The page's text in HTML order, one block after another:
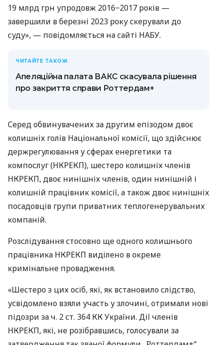
19 млрд грн упродовж 2016−2017 років —
завершили в березні 2023 року скерували до
суду», — повідомляється на сайті НАБУ.
ЧИТАЙТЕ ТАКОЖ
Апеляційна палата ВАКС скасувала рішення
про закриття справи Роттердам+
Серед обвинувачених за другим епізодом двоє
колишніх голів Національної комісії, що здійснює
держрегулювання у сферах енергетики та
компослуг (НКРЕКП), шестеро колишніх членів
НКРЕКП, двоє нинішніх членів, один нинішній і
колишній працівник комісії, а також двоє нинішніх
посадовців групи приватних теплогенерувальних
компаній.
Розслідування стосовно ще одного колишнього
працівника НКРЕКП виділено в окреме
кримінальне провадження.
«Шестеро з цих осіб, які, як встановило слідство,
усвідомлено взяли участь у злочині, отримали нові
підозри за ч. 2 ст. 364 КК України. Дії членів
НКРЕКП, які, не розібравшись, голосували за